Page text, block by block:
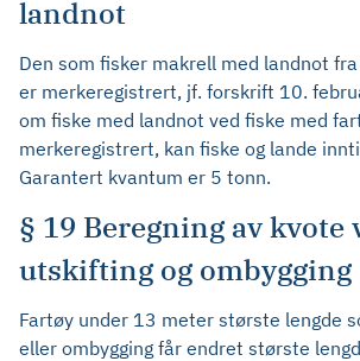
landnot
Den som fisker makrell med landnot
er merkeregistrert, jf. forskrift 10.
om fiske med landnot ved fiske med
merkeregistrert, kan fiske og lande
Garantert kvantum er 5 tonn.
§ 19 Beregning av kvote
utskifting og ombygging
Fartøy under 13 meter største lengde
eller ombygging får endret største